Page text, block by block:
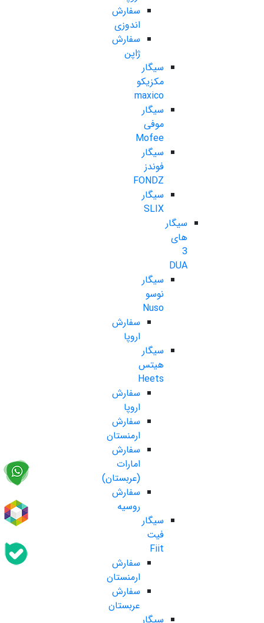
سفارش
اندوزی
سفارش
ژاپن
سیگار
مکزیکو
maxico
سیگار
موفی
Mofee
سیگار
فوندز
FONDZ
سیگار
SLIX
سیگار
های
3
DUA
سیگار
نوسو
Nuso
سفارش
اروپا
سیگار
هیتس
Heets
سفارش
اروپا
سفارش
ارمنستان
سفارش
امارات
(عربستان)
سفارش
روسیه
سیگار
فیت
Fiit
سفارش
ارمنستان
سفارش
عربستان
سیگار